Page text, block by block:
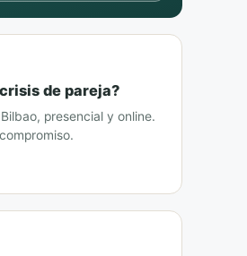
de pareja?
presencial y online.